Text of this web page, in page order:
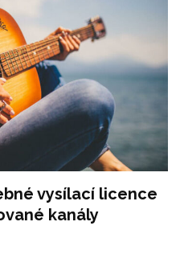
vysílací licence
kanály